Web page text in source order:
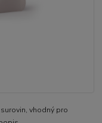
vhodný pro